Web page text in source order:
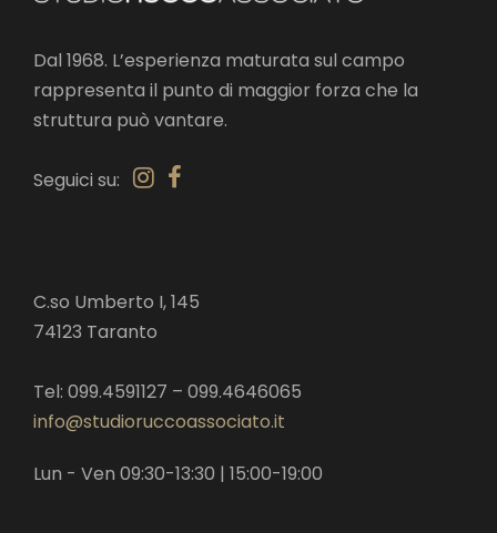
Dal 1968. L’esperienza maturata sul campo
rappresenta il punto di maggior forza che la
struttura può vantare.
Seguici su:
C.so Umberto I, 145
74123 Taranto
Tel: 099.4591127 – 099.4646065
info@studioruccoassociato.it
Lun - Ven 09:30-13:30 | 15:00-19:00